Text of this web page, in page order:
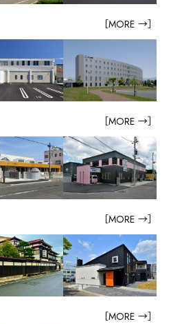
［MORE →］
［MORE →］
［MORE →］
［MORE →］